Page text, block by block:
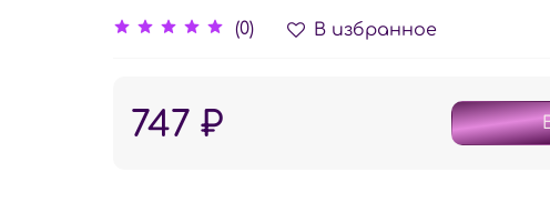
(0) В избранное
747 ₽